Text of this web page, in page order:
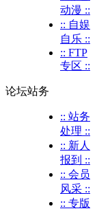
动漫 ::
:: 自娱
自乐 ::
:: FTP
专区 ::
论坛站务
:: 站务
处理 ::
:: 新人
报到 ::
:: 会员
风采 ::
:: 专版